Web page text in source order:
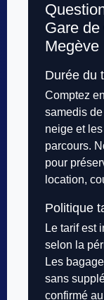
Gare
Megève
Durée du
Comptez
samedis
neige et
parcours.
pour
location,
Politique
Le tarif est
selon la
Les
sans
confirmé